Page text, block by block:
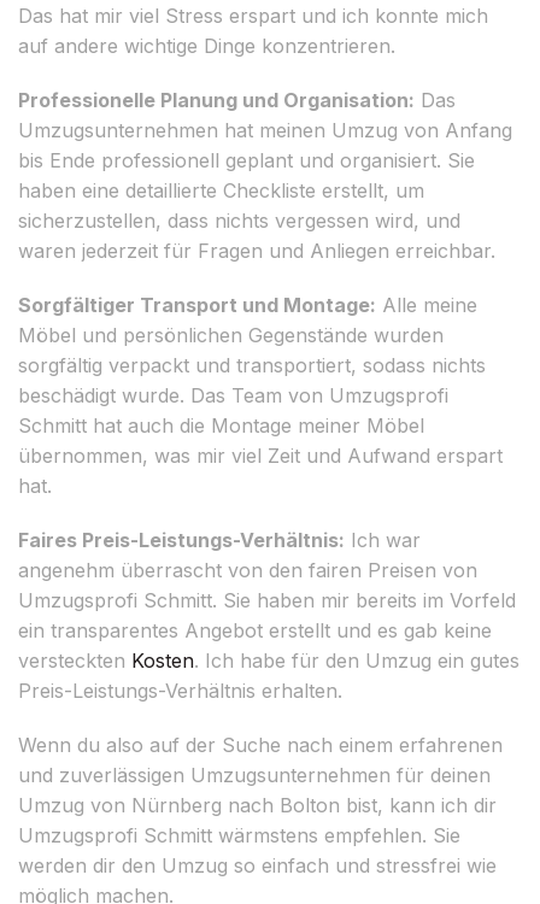
Das hat mir viel Stress erspart und ich konnte mich
auf andere wichtige Dinge konzentrieren.
Professionelle Planung und Organisation: Das
Umzugsunternehmen hat meinen Umzug von Anfang
bis Ende professionell geplant und organisiert. Sie
haben eine detaillierte Checkliste erstellt, um
sicherzustellen, dass nichts vergessen wird, und
waren jederzeit für Fragen und Anliegen erreichbar.
Sorgfältiger Transport und Montage: Alle meine
Möbel und persönlichen Gegenstände wurden
sorgfältig verpackt und transportiert, sodass nichts
beschädigt wurde. Das Team von Umzugsprofi
Schmitt hat auch die Montage meiner Möbel
übernommen, was mir viel Zeit und Aufwand erspart
hat.
Faires Preis-Leistungs-Verhältnis: Ich war
angenehm überrascht von den fairen Preisen von
Umzugsprofi Schmitt. Sie haben mir bereits im Vorfeld
ein transparentes Angebot erstellt und es gab keine
versteckten Kosten. Ich habe für den Umzug ein gutes
Preis-Leistungs-Verhältnis erhalten.
Wenn du also auf der Suche nach einem erfahrenen
und zuverlässigen Umzugsunternehmen für deinen
Umzug von Nürnberg nach Bolton bist, kann ich dir
Umzugsprofi Schmitt wärmstens empfehlen. Sie
werden dir den Umzug so einfach und stressfrei wie
möglich machen.